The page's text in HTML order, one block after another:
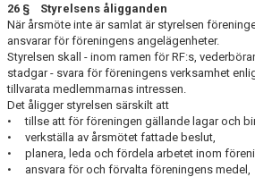
26 § Styrelsens åligganden
När årsmöte inte är samlat är styrelsen
ansvarar för föreningens angelägenheter.
Styrelsen skall - inom ramen för RF:s,
stadgar - svara för föreningens verksamhet
tillvarata medlemmarnas intressen.
Det åligger styrelsen särskilt att
• tillse att för föreningen gällande lagar och
• verkställa av årsmötet fattade beslut,
• planera, leda och fördela arbetet inom
• ansvara för och förvalta föreningens medel,